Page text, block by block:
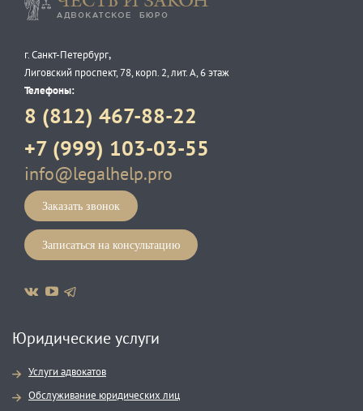
г. Санкт-Петербург,
Лиговский проспект, 78, корп. 2, лит. А, 6 этаж
Телефоны:
8 (812) 467-88-22
+7 (999) 103-03-55
info@legalhelp.pro
Заказать звонок
Записаться на консультацию
Юридические услуги
Услуги адвокатов
Обслуживание юридических лиц